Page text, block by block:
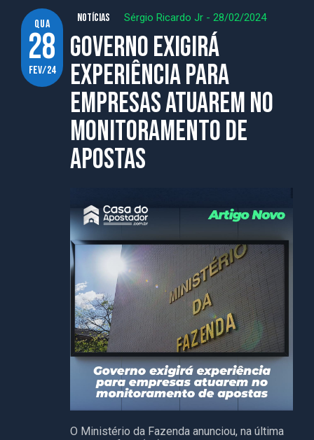
qua
28
fev/24
NOTÍCIAS Sérgio Ricardo Jr - 28/02/2024
Governo exigirá
experiência para
empresas atuarem no
monitoramento de
apostas
O Ministério da Fazenda anunciou, na última